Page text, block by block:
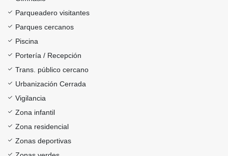
Parqueadero visitantes
Parques cercanos
Piscina
Portería / Recepción
Trans. público cercano
Urbanización Cerrada
Vigilancia
Zona infantil
Zona residencial
Zonas deportivas